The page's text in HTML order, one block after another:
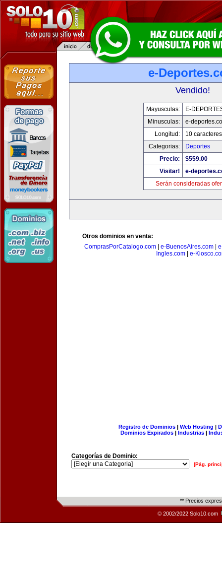
e-
Vendido!
Mayusculas:
E-
Minusculas:
e-
Longitud:
10 caracteres
Categorias:
Deportes
Precio:
$559.00
Visitar!
e-
Serán consideradas
Otros dominios en venta:
ComprasPorCatalogo.com| e-BuenosAires.com|
Ingles.com
e-
Registro de Dominios| Web Hosting |
Dominios Expirados | Industrias |
Categorías de Dominio:
[Pág.
** Precios
© 2002/2022 Solo10.com